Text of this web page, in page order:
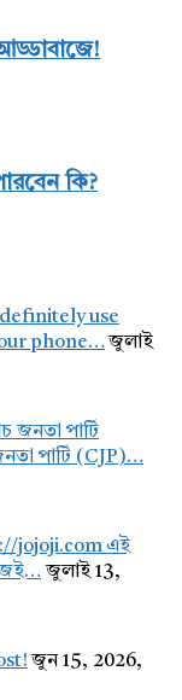
কি?
definitely use
phone… জুলাই
জনতা পার্টি
পার্টি (CJP)…
jojoji.com এই
জুলাই 13,
জুন 15, 2026,